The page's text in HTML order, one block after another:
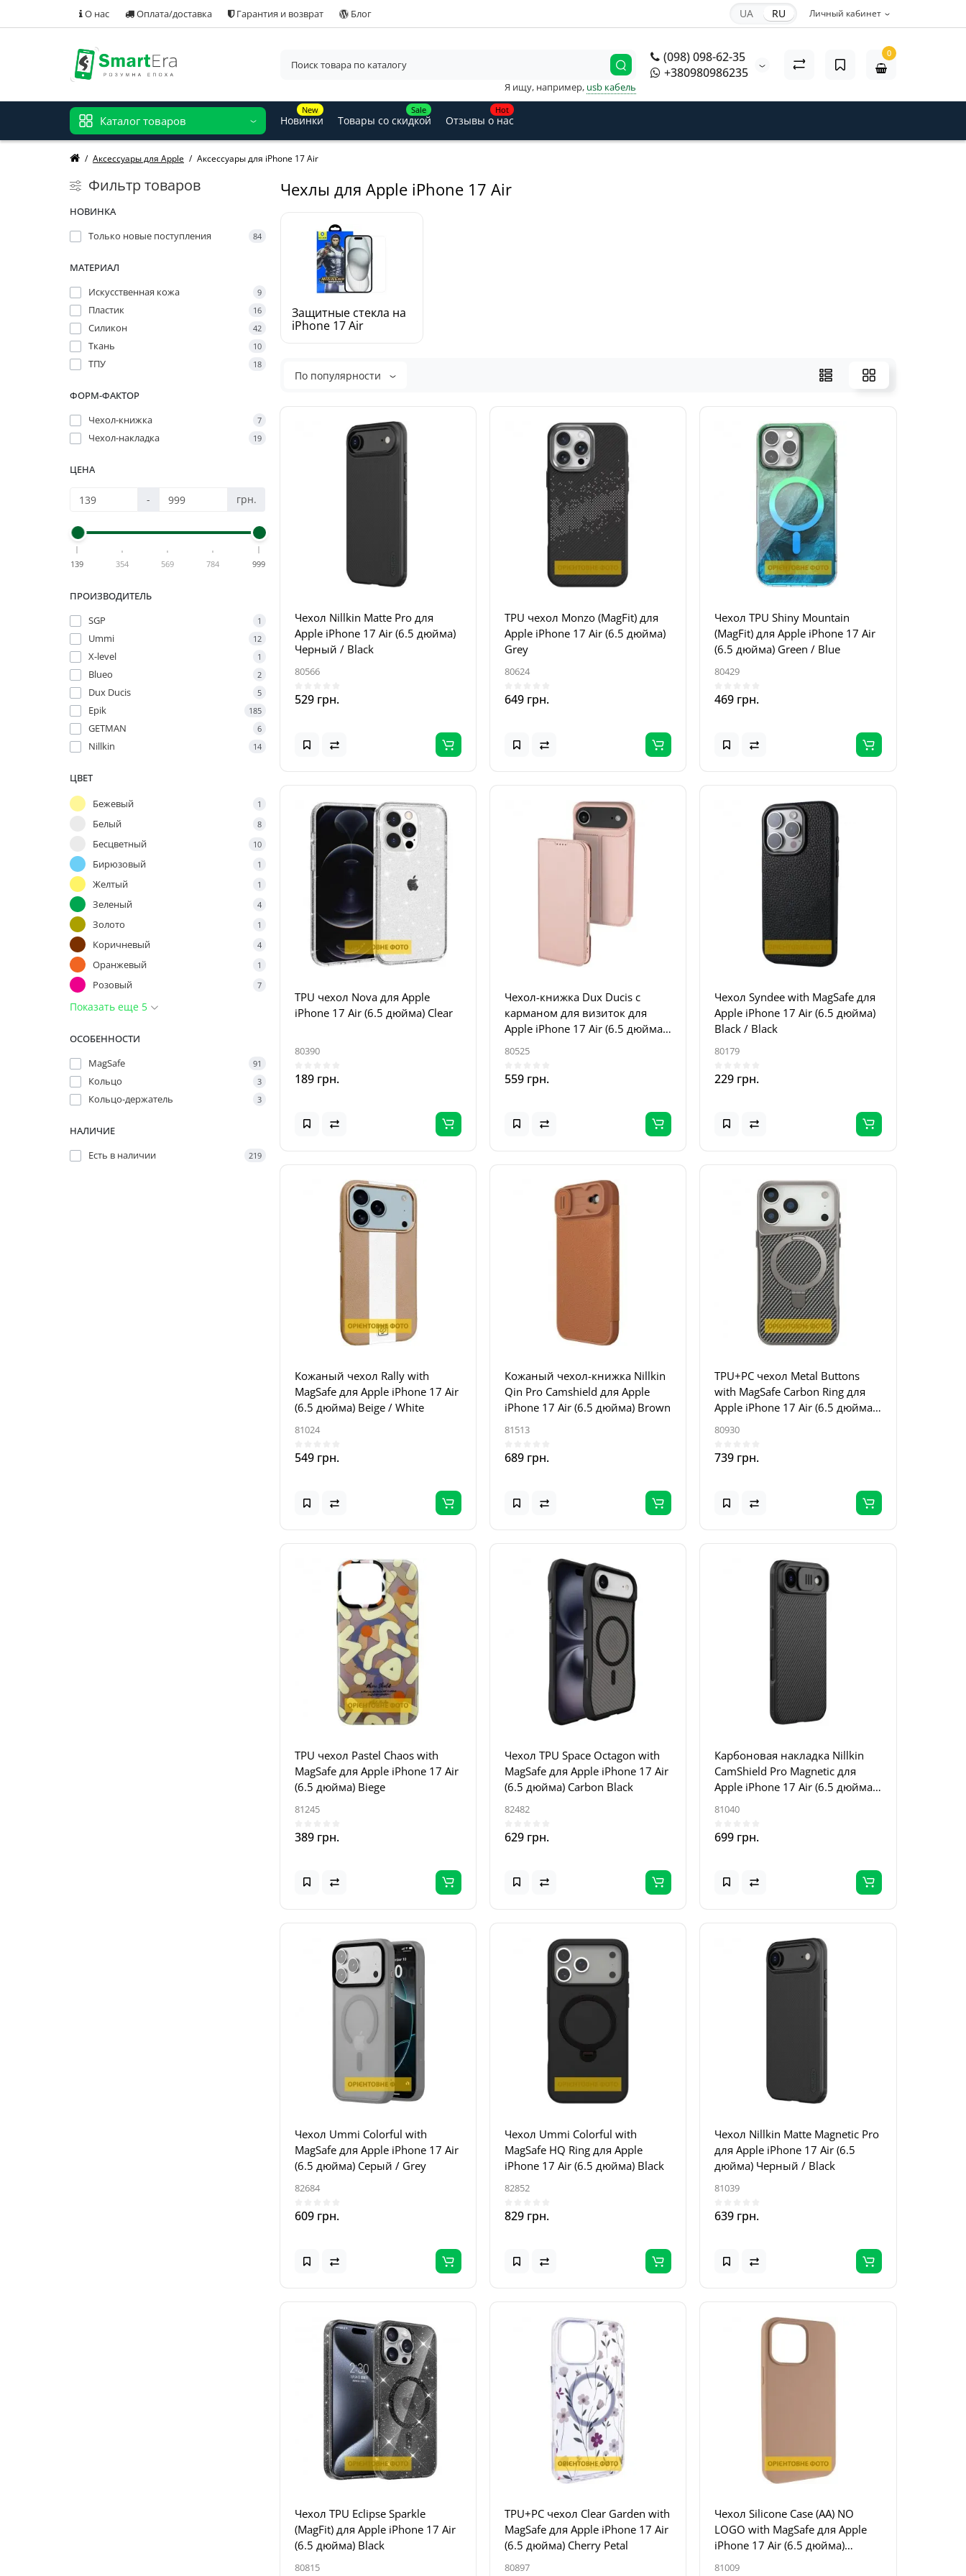
О нас Оплата/доставка Гарантия и возврат Блог Личный кабинет
UA RU
(098) 098-62-35
+380980986235
Я ищу, например, usb кабель
0
Каталог товаров
New
Новинки
Sale
Товары со скидкой
Hot
Отзывы о нас
Аксессуары для Apple Аксессуары для iPhone 17 Air
Фильтр товаров
НОВИНКА
Только новые поступления
84
МАТЕРИАЛ
Искусственная кожа
9
Пластик 16
Силикон 42
Ткань 10
ТПУ 18
ФОРМ-ФАКТОР
Чехол-книжка
7
Чехол-накладка 19
ЦЕНА
- грн.
139 354 569 784 999
ПРОИЗВОДИТЕЛЬ
SGP
1
Ummi 12
X-level 1
Blueo 2
Dux Ducis 5
Epik 185
GETMAN 6
Nillkin 14
ЦВЕТ
Бежевый
1
Белый 8
Бесцветный 10
Бирюзовый 1
Желтый 1
Зеленый 4
Золото 1
Коричневый 4
Оранжевый 1
Розовый 7
Показать еще 5
ОСОБЕННОСТИ
MagSafe
91
Кольцо 3
Кольцо-держатель 3
НАЛИЧИЕ
Есть в наличии
219
Чехлы для Apple iPhone 17 Air
Защитные стекла на
iPhone 17 Air
По популярности
Чехол Nillkin Matte Pro для
Apple iPhone 17 Air (6.5 дюйма)
Черный / Black
80566
529 грн.
TPU чехол Monzo (MagFit) для
Apple iPhone 17 Air (6.5 дюйма)
Grey
80624
649 грн.
Чехол TPU Shiny Mountain
(MagFit) для Apple iPhone 17 Air
(6.5 дюйма) Green / Blue
80429
469 грн.
TPU чехол Nova для Apple
iPhone 17 Air (6.5 дюйма) Clear
80390
189 грн.
Чехол-книжка Dux Ducis с
карманом для визиток для
Apple iPhone 17 Air (6.5 дюйма)
80525
559 грн.
Чехол Syndee with MagSafe для
Apple iPhone 17 Air (6.5 дюйма)
Black / Black
80179
229 грн.
Кожаный чехол Rally with
MagSafe для Apple iPhone 17 Air
(6.5 дюйма) Beige / White
81024
549 грн.
Кожаный чехол-книжка Nillkin
Qin Pro Camshield для Apple
iPhone 17 Air (6.5 дюйма) Brown
81513
689 грн.
TPU+PC чехол Metal Buttons
with MagSafe Carbon Ring для
Apple iPhone 17 Air (6.5 дюйма)
Серый
80930
739 грн.
TPU чехол Pastel Chaos with
MagSafe для Apple iPhone 17 Air
(6.5 дюйма) Biege
81245
389 грн.
Чехол TPU Space Octagon with
MagSafe для Apple iPhone 17 Air
(6.5 дюйма) Carbon Black
82482
629 грн.
Карбоновая накладка Nillkin
CamShield Pro Magnetic для
Apple iPhone 17 Air (6.5 дюйма)
81040
699 грн.
Чехол Ummi Colorful with
MagSafe для Apple iPhone 17 Air
(6.5 дюйма) Серый / Grey
82684
609 грн.
Чехол Ummi Colorful with
MagSafe HQ Ring для Apple
iPhone 17 Air (6.5 дюйма) Black
82852
829 грн.
Чехол Nillkin Matte Magnetic Pro
для Apple iPhone 17 Air (6.5
дюйма) Черный / Black
81039
639 грн.
Чехол TPU Eclipse Sparkle
(MagFit) для Apple iPhone 17 Air
(6.5 дюйма) Black
80815
TPU+PC чехол Clear Garden with
MagSafe для Apple iPhone 17 Air
(6.5 дюйма) Cherry Petal
80897
Чехол Silicone Case (AA) NO
LOGO with MagSafe для Apple
iPhone 17 Air (6.5 дюйма)
81009